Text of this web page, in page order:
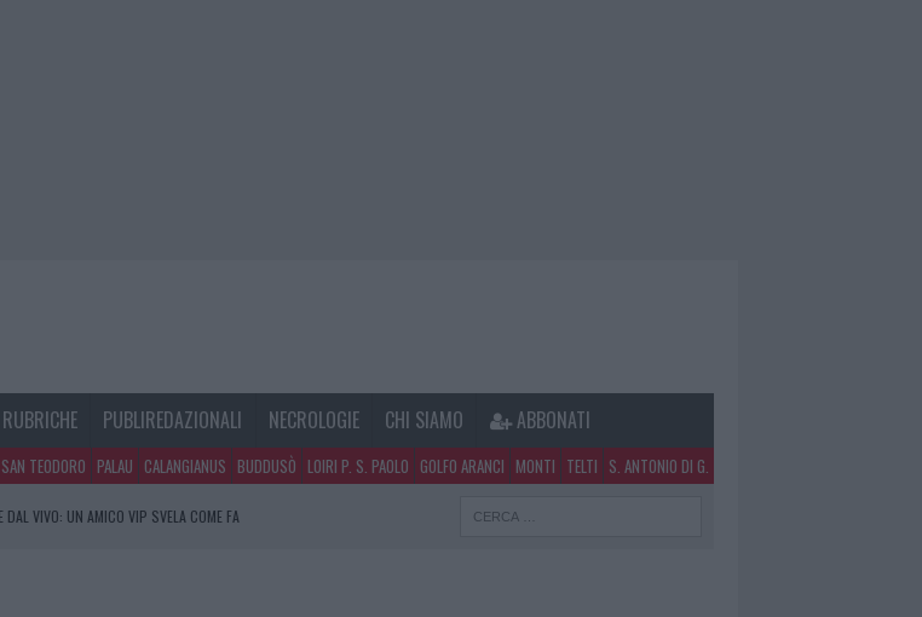
RUBRICHE PUBLIREDAZIONALI NECROLOGIE CHI SIAMO ABBONATI
SAN TEODORO PALAU CALANGIANUS BUDDUSÒ LOIRI P. S. PAOLO GOLFO ARANCI MONTI TELTI S. ANTONIO DI G.
DAL VIVO: UN AMICO VIP SVELA COME FA